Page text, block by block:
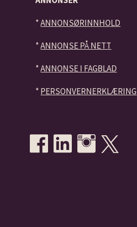
*ANNONSØRINNHOLD
*ANNONSE PÅ NETT
*ANNONSE I FAGBLAD
* PERSONVERNERKLÆRING